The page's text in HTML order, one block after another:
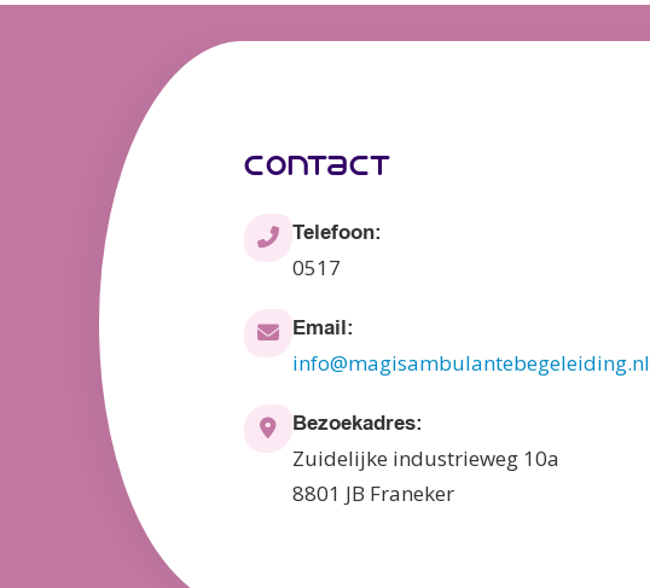
contact
Telefoon:
0517
Email:
info@magisambulantebegeleiding.nl
Bezoekadres:
Zuidelijke industrieweg 10a
8801 JB Franeker